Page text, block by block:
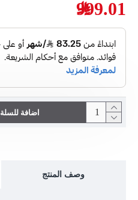
999.01﷼
اضافة للسلة
وصف المنتج